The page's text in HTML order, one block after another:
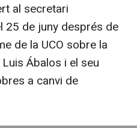
al secretari
25 de juny després de
de la UCO sobre la
Ábalos i el seu
a canvi de